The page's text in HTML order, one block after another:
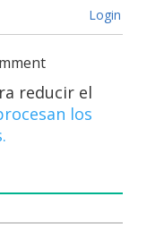
Login
reducir el
los